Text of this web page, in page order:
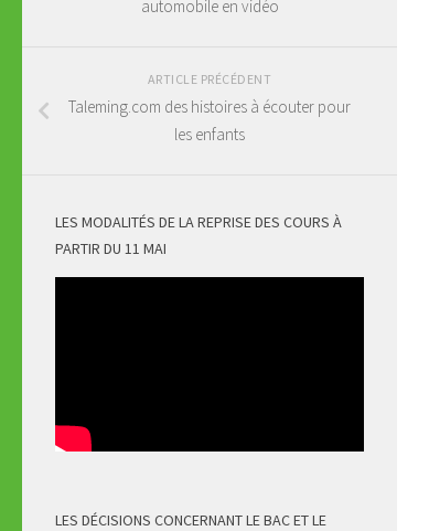
automobile en vidéo
ARTICLE PRÉCÉDENT
Taleming.com des histoires à écouter pour
les enfants
LES MODALITÉS DE LA REPRISE DES COURS À
PARTIR DU 11 MAI
LES DÉCISIONS CONCERNANT LE BAC ET LE